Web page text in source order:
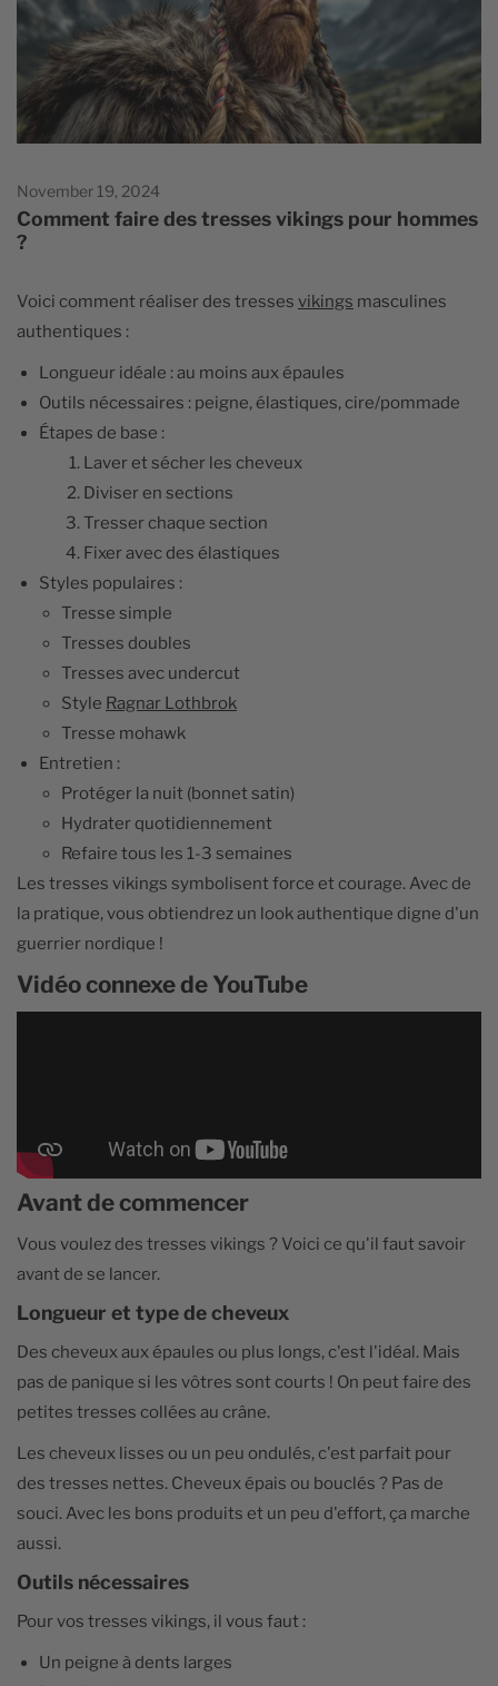
November 19, 2024
Comment faire des tresses vikings pour hommes
?
Voici comment réaliser des tresses vikings masculines
authentiques :
Longueur idéale : au moins aux épaules
Outils nécessaires : peigne, élastiques, cire/pommade
Étapes de base :
Laver et sécher les cheveux
Diviser en sections
Tresser chaque section
Fixer avec des élastiques
Styles populaires :
Tresse simple
Tresses doubles
Tresses avec undercut
Style Ragnar Lothbrok
Tresse mohawk
Entretien :
Protéger la nuit (bonnet satin)
Hydrater quotidiennement
Refaire tous les 1-3 semaines
Les tresses vikings symbolisent force et courage. Avec de
la pratique, vous obtiendrez un look authentique digne d'un
guerrier nordique !
Vidéo connexe de YouTube
Avant de commencer
Vous voulez des tresses vikings ? Voici ce qu'il faut savoir
avant de se lancer.
Longueur et type de cheveux
Des cheveux aux épaules ou plus longs, c'est l'idéal. Mais
pas de panique si les vôtres sont courts ! On peut faire des
petites tresses collées au crâne.
Les cheveux lisses ou un peu ondulés, c'est parfait pour
des tresses nettes. Cheveux épais ou bouclés ? Pas de
souci. Avec les bons produits et un peu d'effort, ça marche
aussi.
Outils nécessaires
Pour vos tresses vikings, il vous faut :
Un peigne à dents larges